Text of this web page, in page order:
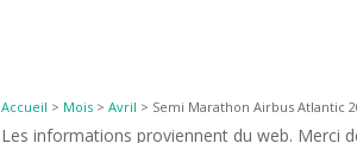
Accueil > Mois >Avril > Semi Marathon Airbus Atlantic
Les informations proviennent du web. Merci